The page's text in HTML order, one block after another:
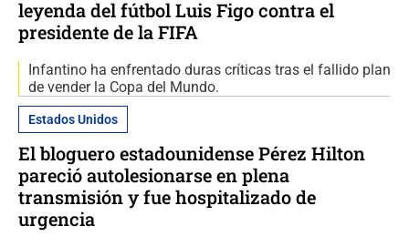
leyenda del fútbol Luis Figo contra el
presidente de la FIFA
Infantino ha enfrentado duras críticas tras el fallido plan
de vender la Copa del Mundo.
Estados Unidos
El bloguero estadounidense Pérez Hilton
pareció autolesionarse en plena
transmisión y fue hospitalizado de
urgencia